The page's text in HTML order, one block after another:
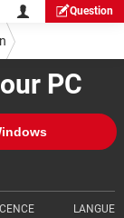
Question
PC
LANGUE